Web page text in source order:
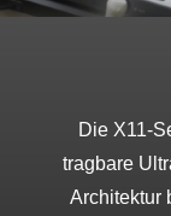
Die X11-
tragbare
Architektur